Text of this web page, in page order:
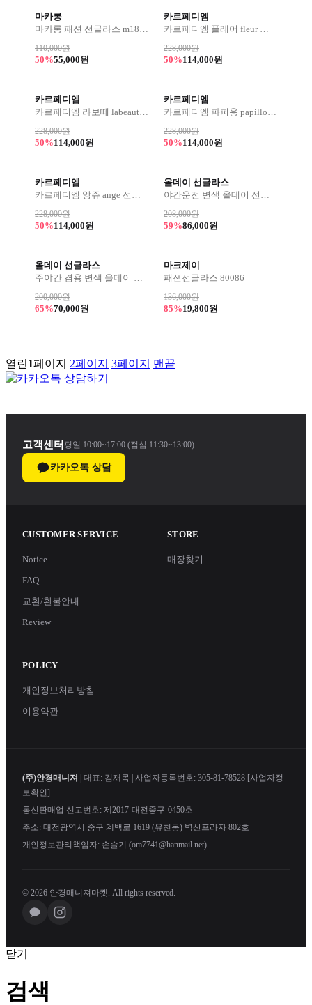
마카롱
마카롱 패션 선글라스 m1821
110,000원
50%55,000원
카르페디엠
카르페디엠 플레어 fleur 선글라스
228,000원
50%114,000원
카르페디엠
카르페디엠 라보떼 labeaute 선글라스
228,000원
50%114,000원
카르페디엠
카르페디엠 파피용 papillon 선글라스
228,000원
50%114,000원
카르페디엠
카르페디엠 앙쥬 ange 선글라스
228,000원
50%114,000원
올데이 선글라스
야간운전 변색 올데이 선글라스
208,000원
59%86,000원
올데이 선글라스
주야간 겸용 변색 올데이 선글라스
200,000원
65%70,000원
마크제이
패션선글라스 80086
136,000원
85%19,800원
열린1페이지 2페이지 3페이지 맨끝
고객센터 평일 10:00~17:00 (점심 11:30~13:00)
카카오톡 상담
CUSTOMER SERVICE
Notice
FAQ
교환/환불안내
Review
STORE
매장찾기
POLICY
개인정보처리방침
이용약관
(주)안경매니져 | 대표: 김재목 | 사업자등록번호: 305-81-78528 [사업자정
보확인]
통신판매업 신고번호: 제2017-대전중구-0450호
주소: 대전광역시 중구 계백로 1619 (유천동) 벽산프라자 802호
개인정보관리책임자: 손슬기 (om7741@hanmail.net)
© 2026 안경매니져마켓. All rights reserved.
닫기
검색